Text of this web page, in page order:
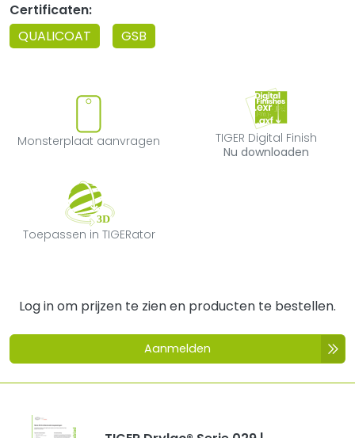
Certificaten:
QUALICOAT
GSB
Monsterplaat aanvragen
Monsterplaat aanvragen
TIGER Digital
TIGER Digital Finish
Nu downloaden
Toepassen in TIGERator
Toepassen in TIGERator
Log in om prijzen te zien en producten te bestellen.
Aanmelden